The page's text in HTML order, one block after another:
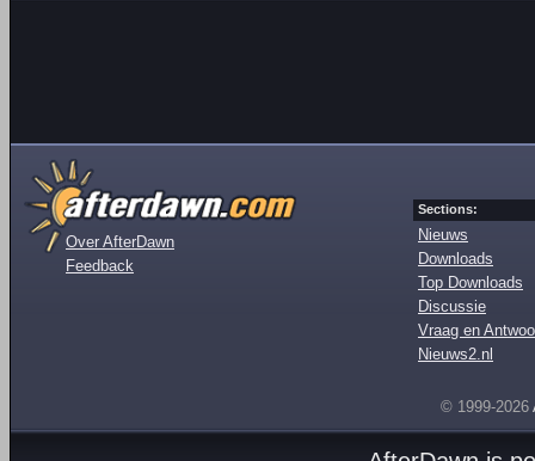
Over AfterDawn
Feedback
Sections:
Nieuws
Downloads
Top Downloads
Discussie
Vraag en
Nieuws2.nl
© 1999-2026